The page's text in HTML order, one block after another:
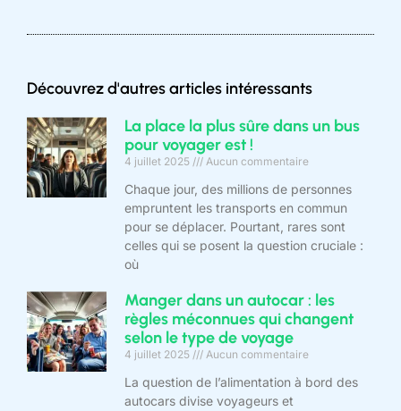
Découvrez d'autres articles intéressants
La place la plus sûre dans un bus
pour voyager est !
4 juillet 2025 Aucun commentaire
Chaque jour, des millions de personnes
empruntent les transports en commun
pour se déplacer. Pourtant, rares sont
celles qui se posent la question cruciale :
où
Manger dans un autocar : les
règles méconnues qui changent
selon le type de voyage
4 juillet 2025 Aucun commentaire
La question de l’alimentation à bord des
autocars divise voyageurs et